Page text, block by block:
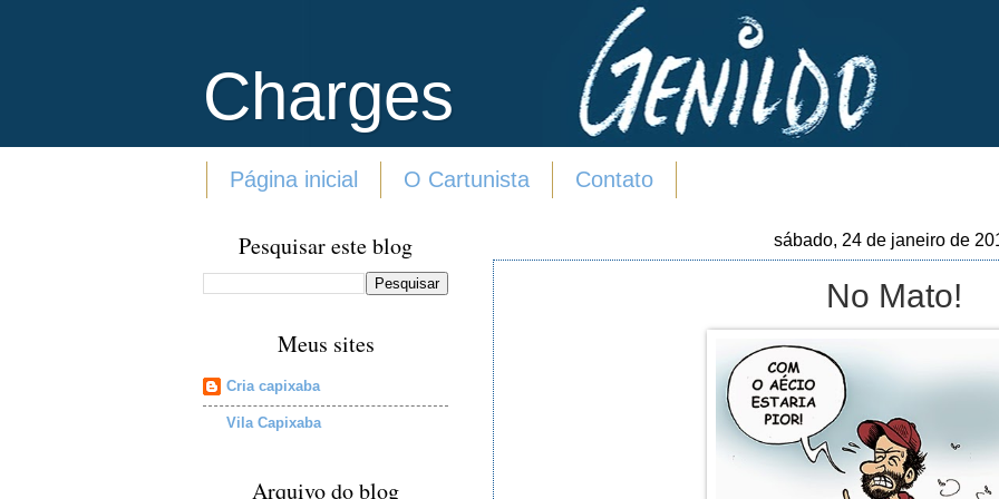
Charges
Página inicial O Cartunista Contato
sábado, 24 de janeiro de
No Mato!
Pesquisar este blog
Meus sites
Cria capixaba
Vila Capixaba
Arquivo do blog